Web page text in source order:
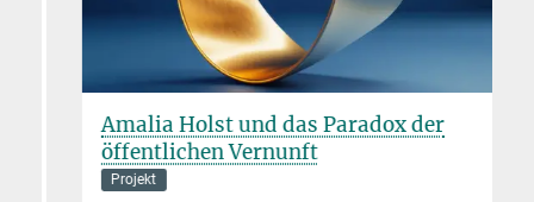
Amalia Holst und das Paradox der
öffentlichen Vernunft
Projekt